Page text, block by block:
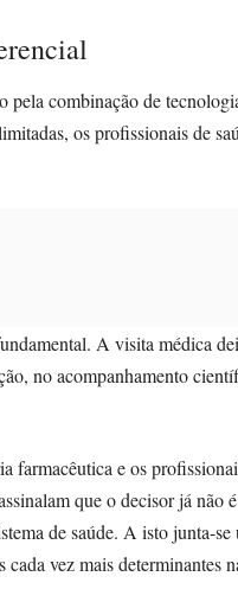
pela combinação de
os profissionais de
A visita médica
no acompanhamento
e os
que o decisor já não
de saúde. A isto junta-
vez mais determinantes